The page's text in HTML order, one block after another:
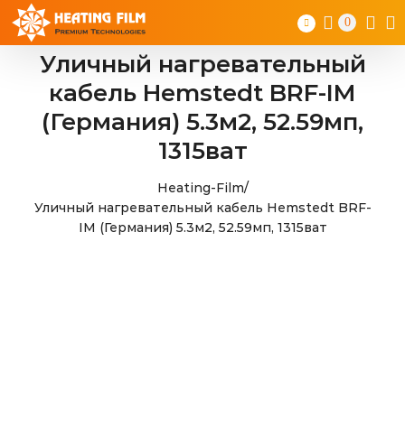
Skip
content
0
Уличный нагревательный
кабель Hemstedt BRF-IM
(Германия) 5.3м2, 52.59мп,
1315ват
Heating-Film/
Уличный нагревательный кабель Hemstedt BRF-
IM (Германия) 5.3м2, 52.59мп, 1315ват